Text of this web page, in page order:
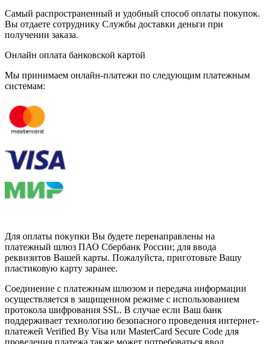
Самый распространенный и удобный способ оплаты покупок.
Вы отдаете сотруднику Службы доставки деньги при
получении заказа.
Онлайн оплата банковской картой
Мы принимаем онлайн-платежи по cледующим платежным
системам:
Для оплаты покупки Вы будете перенаправлены на
платежный шлюз ПАО Сбербанк России; для ввода
реквизитов Вашей карты. Пожалуйста, приготовьте Вашу
пластиковую карту заранее.
Соединение с платежным шлюзом и передача информации
осуществляется в защищенном режиме с использованием
протокола шифрования SSL. В случае если Ваш банк
поддерживает технологию безопасного проведения интернет-
платежей Verified By Visa или MasterCard Secure Code для